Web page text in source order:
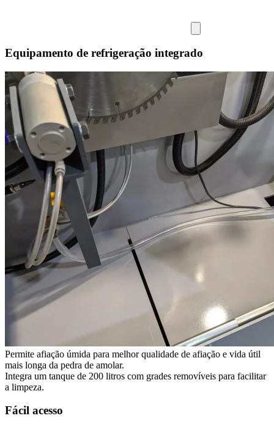
Equipamento de refrigeração integrado
Permite afiação úmida para melhor qualidade de afiação e vida útil
mais longa da pedra de amolar.
Integra um tanque de 200 litros com grades removíveis para facilitar
a limpeza.
Fácil acesso